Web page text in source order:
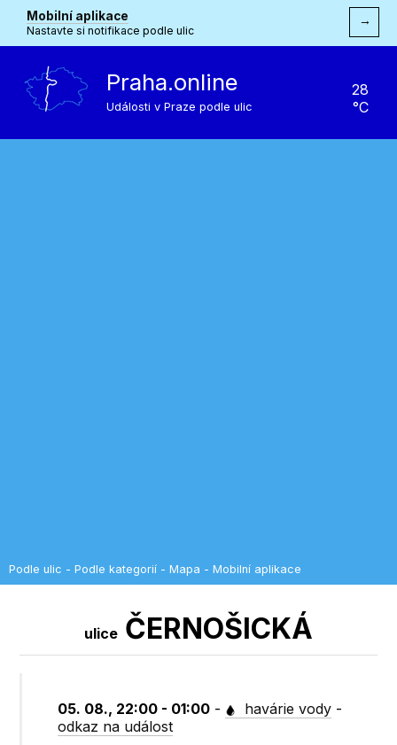
Mobilní aplikace
Nastavte si notifikace podle ulic
→
Praha.online
Události v Praze podle ulic
28
°C
Podle ulic - Podle kategorií - Mapa - Mobilní aplikace
ulice ČERNOŠICKÁ
05. 08., 22:00 - 01:00 - havárie vody -
odkaz na událost